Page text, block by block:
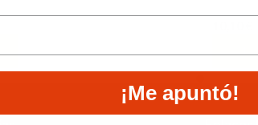
¡Me apuntó!